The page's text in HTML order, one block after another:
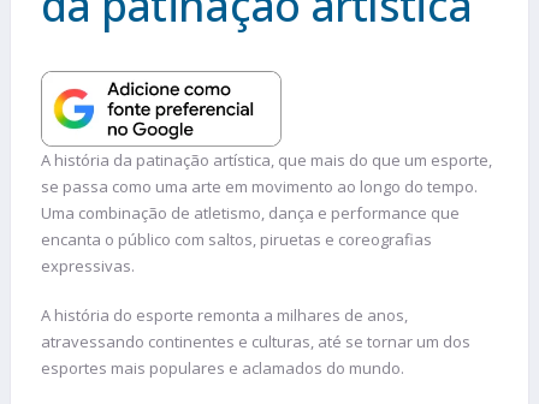
A história da patinação artística, que mais do que um esporte,
se passa como uma arte em movimento ao longo do tempo.
Uma combinação de atletismo, dança e performance que
encanta o público com saltos, piruetas e coreografias
expressivas.
A história do esporte remonta a milhares de anos,
atravessando continentes e culturas, até se tornar um dos
esportes mais populares e aclamados do mundo.